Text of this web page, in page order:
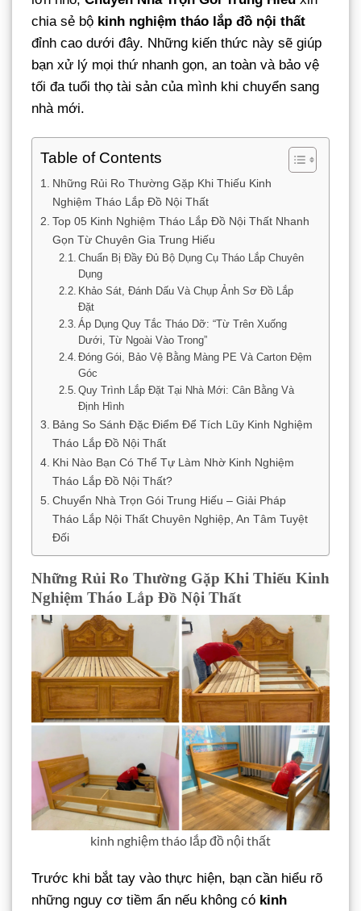
chia sẻ bộ kinh nghiệm tháo lắp đồ nội thất
đỉnh cao dưới đây. Những kiến thức này sẽ giúp
bạn xử lý mọi thứ nhanh gọn, an toàn và bảo vệ
tối đa tuổi thọ tài sản của mình khi chuyển sang
nhà mới.
Table of Contents
Những Rủi Ro Thường Gặp Khi Thiếu Kinh
Nghiệm Tháo Lắp Đồ Nội Thất
Top 05 Kinh Nghiệm Tháo Lắp Đồ Nội Thất Nhanh
Gọn Từ Chuyên Gia Trung Hiếu
Chuẩn Bị Đầy Đủ Bộ Dụng Cụ Tháo Lắp Chuyên
Dụng
Khảo Sát, Đánh Dấu Và Chụp Ảnh Sơ Đồ Lắp
Đặt
Áp Dụng Quy Tắc Tháo Dỡ: “Từ Trên Xuống
Dưới, Từ Ngoài Vào Trong”
Đóng Gói, Bảo Vệ Bằng Màng PE Và Carton Đệm
Góc
Quy Trình Lắp Đặt Tại Nhà Mới: Cân Bằng Và
Định Hình
Bảng So Sánh Đặc Điểm Để Tích Lũy Kinh Nghiệm
Tháo Lắp Đồ Nội Thất
Khi Nào Bạn Có Thể Tự Làm Nhờ Kinh Nghiệm
Tháo Lắp Đồ Nội Thất?
Chuyển Nhà Trọn Gói Trung Hiếu – Giải Pháp
Tháo Lắp Nội Thất Chuyên Nghiệp, An Tâm Tuyệt
Đối
Những Rủi Ro Thường Gặp Khi Thiếu Kinh
Nghiệm Tháo Lắp Đồ Nội Thất
kinh nghiệm tháo lắp đồ nội thất
Trước khi bắt tay vào thực hiện, bạn cần hiểu rõ
những nguy cơ tiềm ẩn nếu không có kinh